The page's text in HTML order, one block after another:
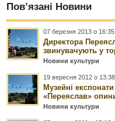
Пов’язані Новини
07 березня 2013 о 16:35
Директора
звинувачують у
Новини культури
19 вересня 2012 о 13:38
Музейні
«Переяслав»
Новини культури